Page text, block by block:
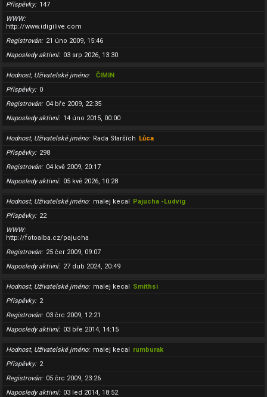
Příspěvky
147
WWW
http://www.idigilive.com
Registrován
21 úno 2009, 15:46
Naposledy aktivní
03 srp 2026, 13:30
Hodnost, Uživatelské jméno
ČIMIN
Příspěvky
0
Registrován
04 bře 2009, 22:35
Naposledy aktivní
14 úno 2015, 00:00
Hodnost, Uživatelské jméno Rada Starších Lůca
Příspěvky
298
Registrován
04 kvě 2009, 20:17
Naposledy aktivní
05 kvě 2026, 10:28
Hodnost, Uživatelské jméno malej kecal Pajucha -Ludvig
Příspěvky
22
WWW
http://fotoalba.cz/pajucha
Registrován
25 čer 2009, 09:07
Naposledy aktivní
27 dub 2024, 20:49
Hodnost, Uživatelské jméno malej kecal Smithsi
Příspěvky
2
Registrován
03 črc 2009, 12:21
Naposledy aktivní
03 bře 2014, 14:15
Hodnost, Uživatelské jméno malej kecal rumburak
Příspěvky
2
Registrován
05 črc 2009, 23:26
Naposledy aktivní
03 led 2014, 18:52